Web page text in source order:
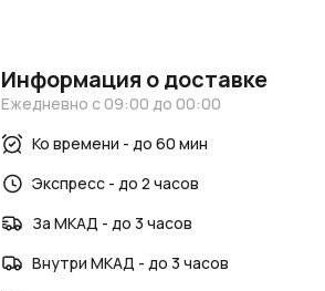
Читайте новости AzaliaNowи
AzaliaNow обеспечивает праздничную
Информация о доставке
Ежедневно с 09:00 до 00:00
Ко времени - до 60 мин
Экспресс - до 2 часов
За МКАД - до 3 часов
Внутри МКАД - до 3 часов